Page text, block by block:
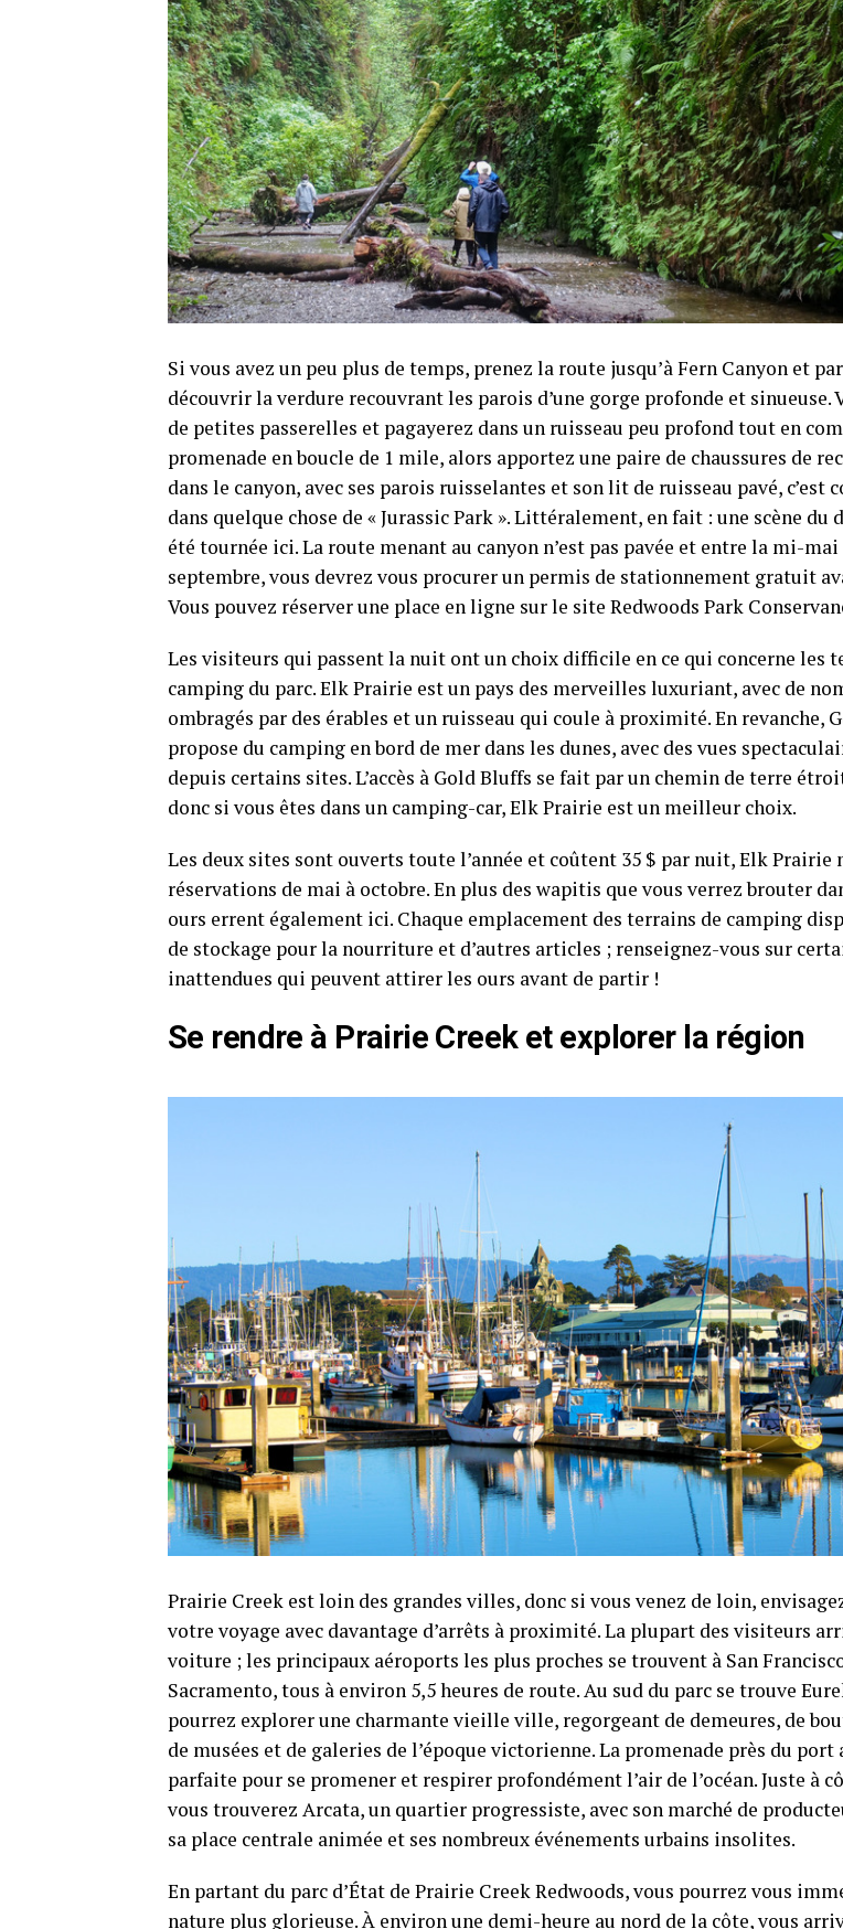
Si vous avez un peu plus de temps, prenez la route jusqu’à Fern Canyon et
découvrir la verdure recouvrant les parois d’une gorge profonde et sinueuse.
de petites passerelles et pagayerez dans un ruisseau peu profond tout en
promenade en boucle de 1 mile, alors apportez une paire de chaussures de
dans le canyon, avec ses parois ruisselantes et son lit de ruisseau pavé, c’est
dans quelque chose de « Jurassic Park ». Littéralement, en fait : une scène du
été tournée ici. La route menant au canyon n’est pas pavée et entre la mi-
septembre, vous devrez vous procurer un permis de stationnement gratuit
Vous pouvez réserver une place en ligne sur le site Redwoods Park
Les visiteurs qui passent la nuit ont un choix difficile en ce qui concerne les
camping du parc. Elk Prairie est un pays des merveilles luxuriant, avec de
ombragés par des érables et un ruisseau qui coule à proximité. En revanche,
propose du camping en bord de mer dans les dunes, avec des vues
depuis certains sites. L’accès à Gold Bluffs se fait par un chemin de terre
donc si vous êtes dans un camping-car, Elk Prairie est un meilleur choix.
Les deux sites sont ouverts toute l’année et coûtent 35 $ par nuit, Elk Prairie
réservations de mai à octobre. En plus des wapitis que vous verrez brouter
ours errent également ici. Chaque emplacement des terrains de camping
de stockage pour la nourriture et d’autres articles ; renseignez-vous sur
inattendues qui peuvent attirer les ours avant de partir !
Se rendre à Prairie Creek et explorer la région
Prairie Creek est loin des grandes villes, donc si vous venez de loin,
votre voyage avec davantage d’arrêts à proximité. La plupart des visiteurs
voiture ; les principaux aéroports les plus proches se trouvent à San
Sacramento, tous à environ 5,5 heures de route. Au sud du parc se trouve
pourrez explorer une charmante vieille ville, regorgeant de demeures, de
de musées et de galeries de l’époque victorienne. La promenade près du port
parfaite pour se promener et respirer profondément l’air de l’océan. Juste à
vous trouverez Arcata, un quartier progressiste, avec son marché de
sa place centrale animée et ses nombreux événements urbains insolites.
En partant du parc d’État de Prairie Creek Redwoods, vous pourrez vous
nature plus glorieuse. À environ une demi-heure au nord de la côte, vous